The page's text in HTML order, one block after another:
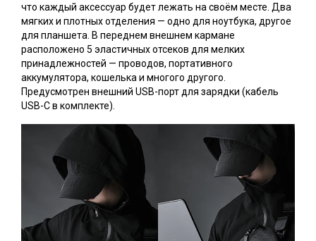
что каждый аксессуар будет лежать на своём месте. Два
мягких и плотных отделения — одно для ноутбука, другое
для планшета. В переднем внешнем кармане
расположено 5 эластичных отсеков для мелких
принадлежностей — проводов, портативного
аккумулятора, кошелька и многого другого.
Предусмотрен внешний USB-порт для зарядки (кабель
USB-C в комплекте).